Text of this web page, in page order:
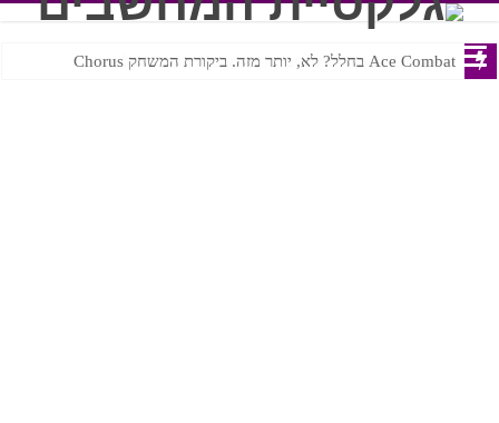
Ace Combat בחלל? לא, יותר מזה. ביקורת המשחק Chorus
Steven Universe והשירים שתורגמו בצורה נוראית לעברית